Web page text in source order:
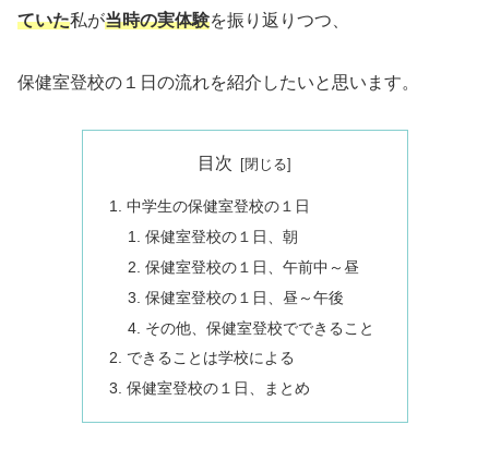
ていた私が当時の実体験を振り返りつつ、
保健室登校の１日の流れを紹介したいと思います。
目次
中学生の保健室登校の１日
保健室登校の１日、朝
保健室登校の１日、午前中～昼
保健室登校の１日、昼～午後
その他、保健室登校でできること
できることは学校による
保健室登校の１日、まとめ